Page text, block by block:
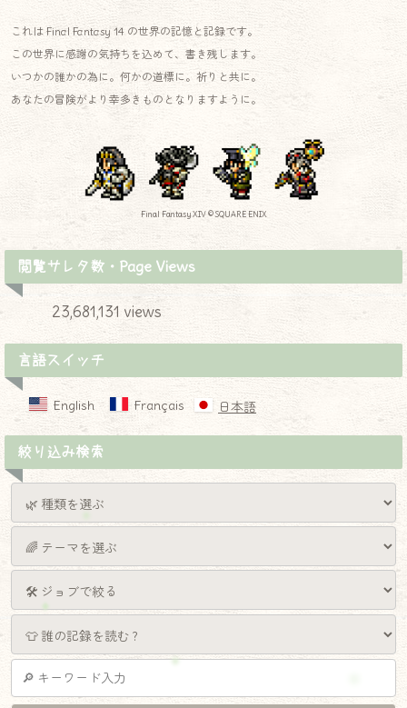
これは Final Fantasy 14 の世界の記憶と記録です。
この世界に感謝の気持ちを込めて、書き残します。
いつかの誰かの為に。何かの道標に。祈りと共に。
あなたの冒険がより幸多きものとなりますように。
Final Fantasy XIV © SQUARE ENIX
閲覧サレタ数・Page Views
23,681,131 views
言語スイッチ
English Français 日本語
絞り込み検索